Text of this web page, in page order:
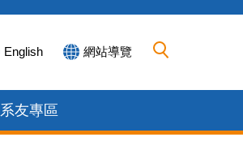
English 網站導覽
系友專區